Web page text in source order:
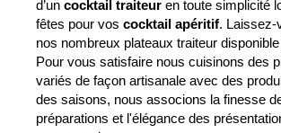
d’un cocktail traiteur en toute simplicité
fêtes pour vos cocktail apéritif. Laissez-
nos nombreux plateaux traiteur disponible
Pour vous satisfaire nous cuisinons des
variés de façon artisanale avec des
des saisons, nous associons la finesse
préparations et l'élégance des